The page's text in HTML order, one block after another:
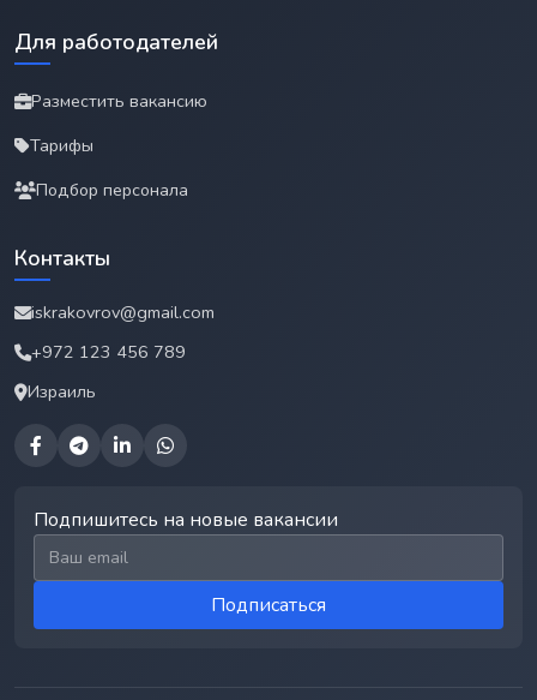
Для работодателей
Разместить вакансию
Тарифы
Подбор персонала
Контакты
iskrakovrov@gmail.com
+972 123 456 789
Израиль
Подпишитесь на новые вакансии
Email для подписки
Подписаться